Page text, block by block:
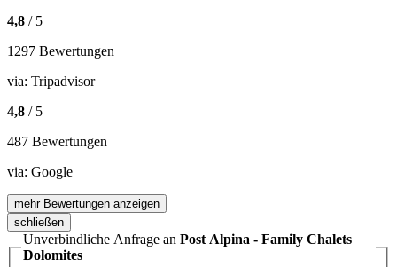
4,8 / 5
1297 Bewertungen
via: Tripadvisor
4,8 / 5
487 Bewertungen
via: Google
mehr Bewertungen anzeigen
schließen
Unverbindliche Anfrage an Post Alpina - Family Chalets
Dolomites